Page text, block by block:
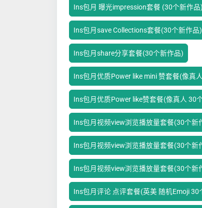
Ins包月 曝光impression套餐 (30个新作品)
Ins包月save Collections套餐(30个新作品)
Ins包月share分享套餐(30个新作品)
Ins包月优质Power like mini 赞套餐(像真
Ins包月优质Power like赞套餐(像真人 30
Ins包月视频view浏览播放量套餐(30个新
Ins包月视频view浏览播放量套餐(30个新
Ins包月视频view浏览播放量套餐(30个新
Ins包月评论 点评套餐(英美 随机Emoji 30